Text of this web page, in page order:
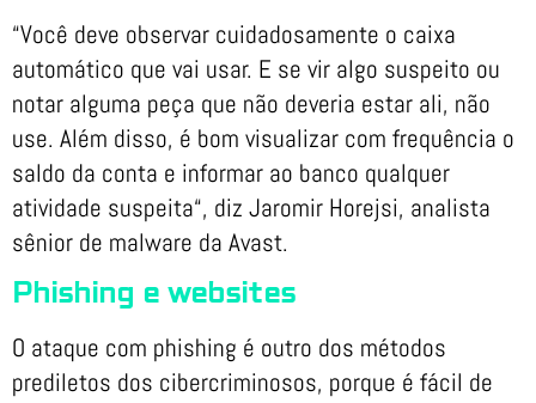
“Você deve observar cuidadosamente o caixa
automático que vai usar. E se vir algo suspeito ou
notar alguma peça que não deveria estar ali, não
use. Além disso, é bom visualizar com frequência o
saldo da conta e informar ao banco qualquer
atividade suspeita“, diz Jaromir Horejsi, analista
sênior de malware da Avast.
Phishing e websites
O ataque com phishing é outro dos métodos
prediletos dos cibercriminosos, porque é fácil de